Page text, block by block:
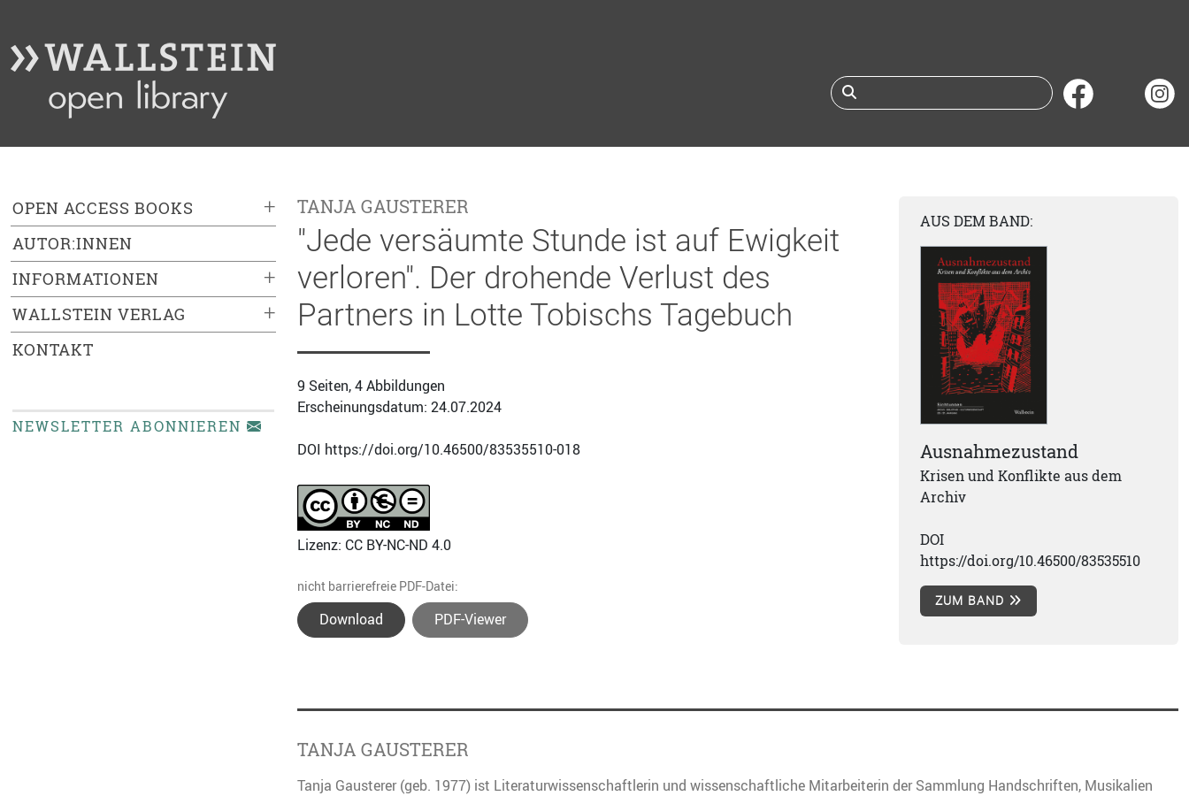
Suche nach
+
OPEN ACCESS BOOKS
AUTOR:INNEN
+
INFORMATIONEN
+
WALLSTEIN VERLAG
KONTAKT
NEWSLETTER ABONNIEREN
TANJA GAUSTERER
"Jede versäumte Stunde ist auf Ewigkeit
verloren". Der drohende Verlust des
Partners in Lotte Tobischs Tagebuch
9 Seiten, 4 Abbildungen
Erscheinungsdatum: 24.07.2024
DOI https://doi.org/10.46500/83535510-018
Lizenz: CC BY-NC-ND 4.0
nicht barrierefreie PDF-Datei:
Download PDF-Viewer
AUS DEM BAND:
Ausnahmezustand
Krisen und Konflikte aus dem
Archiv
DOI
https://doi.org/10.46500/83535510
ZUM BAND
TANJA GAUSTERER
Tanja Gausterer (geb. 1977) ist Literaturwissenschaftlerin und wissenschaftliche Mitarbeiterin der Sammlung Handschriften, Musikalien